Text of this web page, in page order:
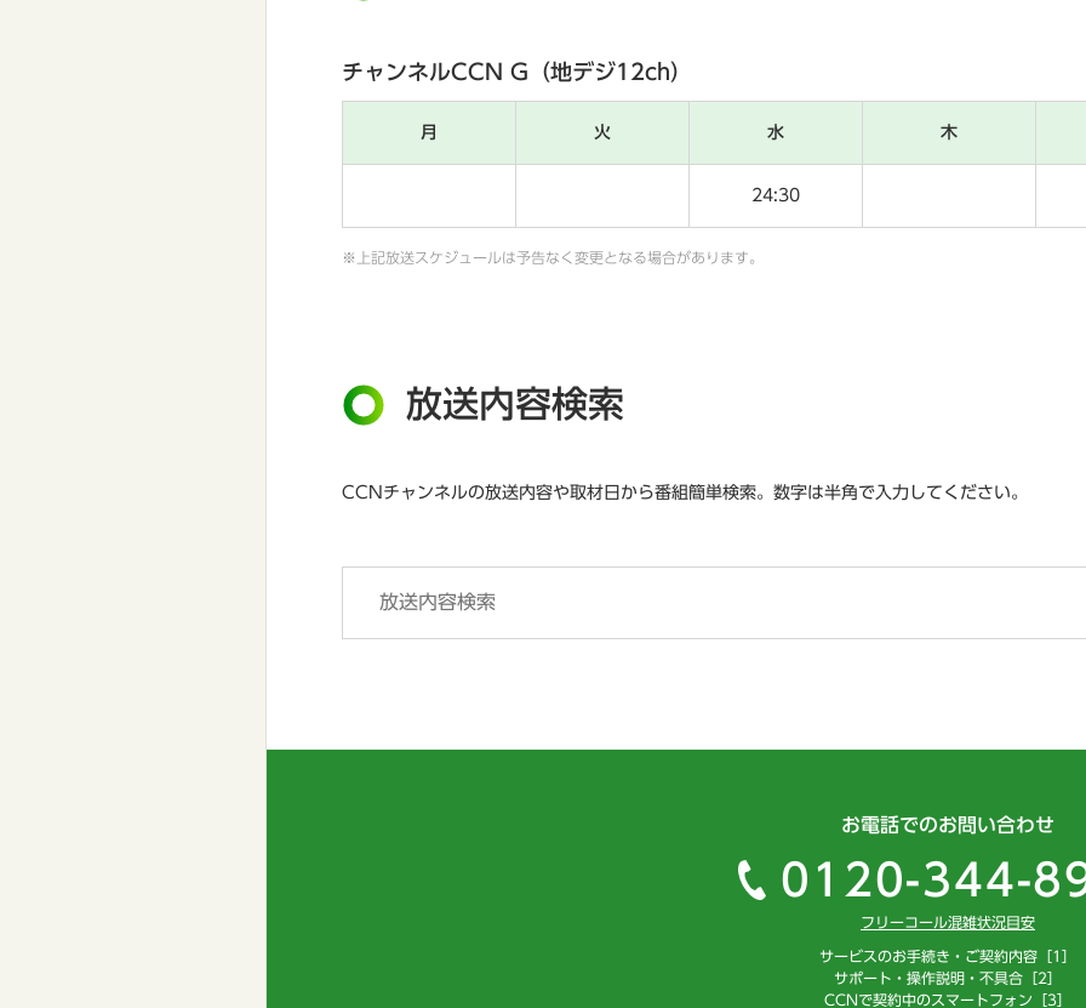
チャンネルCCN G（地デジ12ch）
月 火 水 木
24:30
※上記放送スケジュールは予告なく変更となる場合があります。
放送内容検索
CCNチャンネルの放送内容や取材日から番組簡単検索。数字は半角で入力してください。
お電話でのお問い合わせ
0120-344-
フリーコール混雑状況目安
サービスのお手続き・ご契約内容［1］
サポート・操作説明・不具合［2］
CCNで契約中のスマートフォン［3］